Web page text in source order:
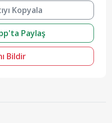
Kopyala
Paylaş
Bildir